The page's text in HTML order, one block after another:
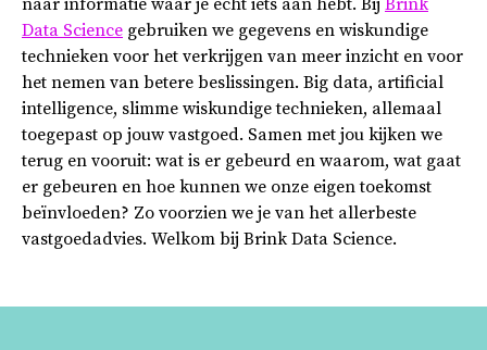
naar informatie waar je écht iets aan hebt. Bij Brink
Data Science gebruiken we gegevens en wiskundige
technieken voor het verkrijgen van meer inzicht en voor
het nemen van betere beslissingen. Big data, artificial
intelligence, slimme wiskundige technieken, allemaal
toegepast op jouw vastgoed. Samen met jou kijken we
terug en vooruit: wat is er gebeurd en waarom, wat gaat
er gebeuren en hoe kunnen we onze eigen toekomst
beïnvloeden? Zo voorzien we je van het allerbeste
vastgoedadvies. Welkom bij Brink Data Science.